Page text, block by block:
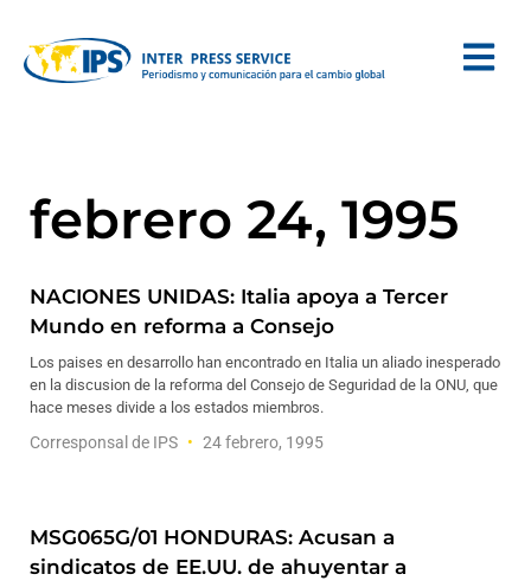
febrero 24, 1995
NACIONES UNIDAS: Italia apoya a Tercer
Mundo en reforma a Consejo
Los paises en desarrollo han encontrado en Italia un aliado inesperado
en la discusion de la reforma del Consejo de Seguridad de la ONU, que
hace meses divide a los estados miembros.
Corresponsal de IPS 24 febrero, 1995
MSG065G/01 HONDURAS: Acusan a
sindicatos de EE.UU. de ahuyentar a